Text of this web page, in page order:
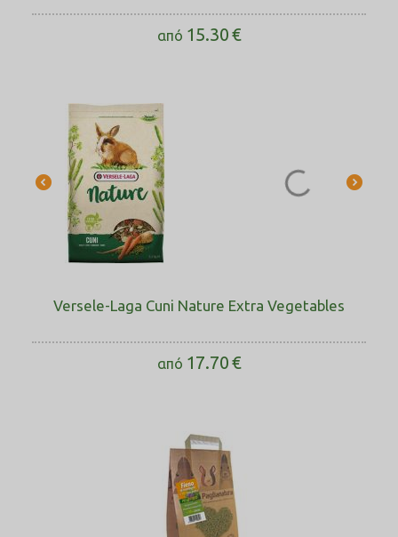
από 15.30€
Versele-Laga Cuni Nature Extra Vegetables
από 17.70€